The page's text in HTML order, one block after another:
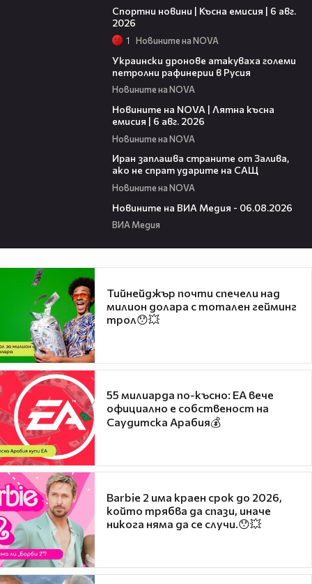
Спортни новини | Късна емисия | 6 авг.
2026
1 Новините на NOVA
Украински дронове атакуваха големи
петролни рафинерии в Русия
Новините на NOVA
Новините на NOVA | Лятна късна
емисия | 6 авг. 2026
Новините на NOVA
Иран заплашва страните от Залива,
ако не спрат ударите на САЩ
Новините на NOVA
Новините на ВИА Медия - 06.08.2026
ВИА Медия
Тийнейджър почти спечели над
милион долара с тотален гейминг
трол😯💥
55 милиарда по-късно: EA вече
официално е собственост на
Саудитска Арабия💰
Barbie 2 има краен срок до 2026,
който трябва да спази, иначе
никога няма да се случи.😯💥